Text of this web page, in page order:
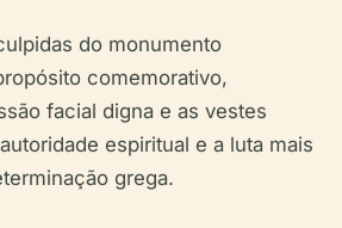
do monumento
comemorativo,
facial digna e as vestes
espiritual e a luta mais
grega.